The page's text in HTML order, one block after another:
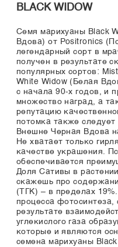
BLACK WIDOW
Семя марихуаны Black
Вдова) от Positronics
легендарный сорт в
получен в результате
популярных сортов:
White Widow (Белая
с начала 90-х годов, и
множество наград, а
репутацию
потомка также
Внешне Черная Вдова
Не хватает только
качестве украшения.
обеспечивается
Доля Cативы в
скажешь про
(ТГК) – в пределах
процесса фотосинтеза,
результате
углекислого газа
которые и являются
семена марихуаны